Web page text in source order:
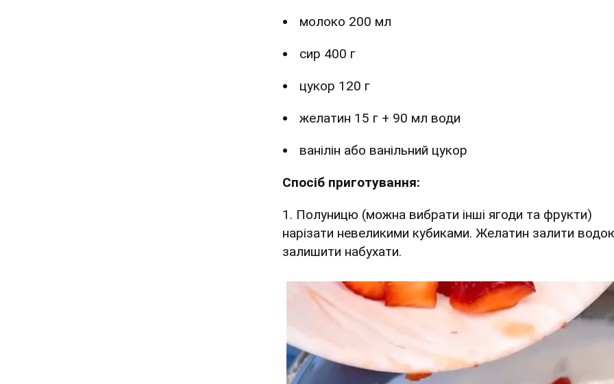
молоко 200 мл
сир 400 г
цукор 120 г
желатин 15 г + 90 мл води
ванілін або ванільний цукор
Спосіб приготування:
1. Полуницю (можна вибрати інші ягоди та фрукти)
нарізати невеликими кубиками. Желатин залити
залишити набухати.